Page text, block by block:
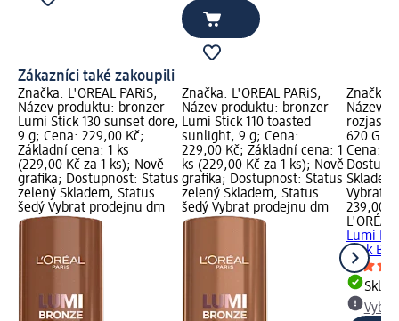
Zákazníci také zakoupili
Značka: L'ORÉAL PARiS;
Název produktu: bronzer
Lumi Stick 130 sunset dore,
9 g; Cena: 229,00 Kč;
Základní cena: 1 ks
(229,00 Kč za 1 ks); Nově
grafika; Dostupnost: Status
zelený Skladem, Status
šedý Vybrat prodejnu dm
Značka: L'ORÉAL PARiS;
Název produktu: bronzer
Lumi Stick 110 toasted
sunlight, 9 g; Cena:
229,00 Kč; Základní cena: 1
ks (229,00 Kč za 1 ks); Nově
grafika; Dostupnost: Status
zelený Skladem, Status
šedý Vybrat prodejnu dm
Značka:
Název
620
Cena:
Vybrat
239,00
L'ORÉAL
Lumi Le
Pink